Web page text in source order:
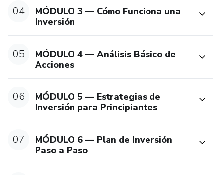
04
MÓDULO 3 — Cómo Funciona una
Inversión
05
MÓDULO 4 — Análisis Básico de
Acciones
06
MÓDULO 5 — Estrategias de
Inversión para Principiantes
07
MÓDULO 6 — Plan de Inversión
Paso a Paso